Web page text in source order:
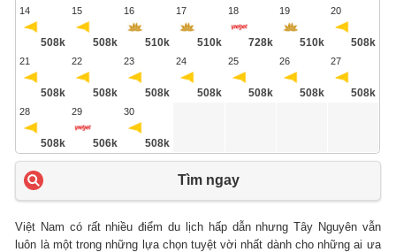
14
508k
15
508k
16
510k
17
510k
18
728k
19
510k
20
508k
21
508k
22
508k
23
508k
24
508k
25
508k
26
508k
27
508k
28
508k
29
506k
30
508k
Tìm ngay
Việt Nam có rất nhiều điểm du lịch hấp dẫn nhưng Tây Nguyên vẫn
luôn là một trong những lựa chọn tuyệt vời nhất dành cho những ai ưa